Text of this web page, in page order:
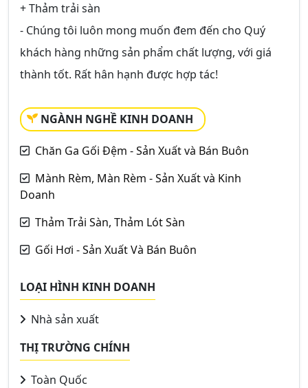
+ Thảm trải sàn
- Chúng tôi luôn mong muốn đem đến cho Quý
khách hàng những sản phẩm chất lượng, với giá
thành tốt. Rất hân hạnh được hợp tác!
NGÀNH NGHỀ KINH DOANH
Chăn Ga Gối Đệm - Sản Xuất và Bán Buôn
Mành Rèm, Màn Rèm - Sản Xuất và Kinh
Doanh
Thảm Trải Sàn, Thảm Lót Sàn
Gối Hơi - Sản Xuất Và Bán Buôn
LOẠI HÌNH KINH DOANH
Nhà sản xuất
THỊ TRƯỜNG CHÍNH
Toàn Quốc